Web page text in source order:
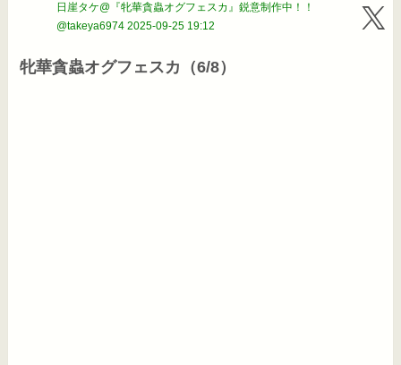
日崖タケ@『牝華貪蟲オグフェスカ』鋭意制作中！！
@takeya6974 2025-09-25 19:12
牝華貪蟲オグフェスカ（6/8）